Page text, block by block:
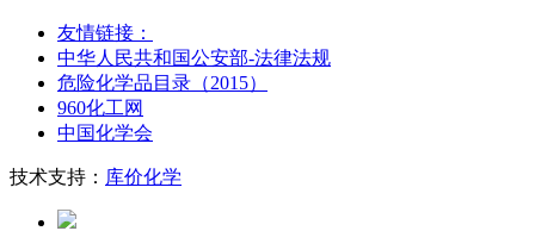
友情链接：
中华人民共和国公安部-法律法规
危险化学品目录（2015）
960化工网
中国化学会
技术支持： 库价化学